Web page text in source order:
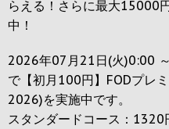
らえる！さらに最大15000
中！
2026年07月21日(火)0:00
で【初月100円】FODプレ
2026)を実施中です。
スタンダードコース：